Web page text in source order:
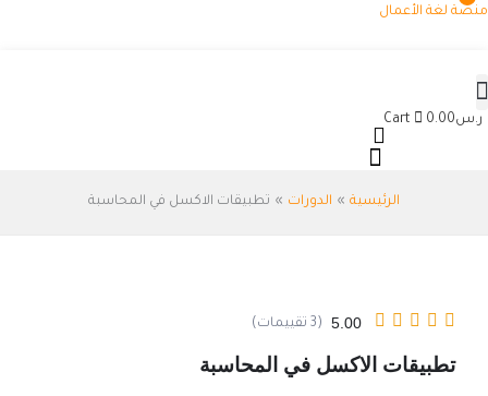
تخطي
منصة لغة الأعمال
ر.س0.00
Cart
الرئيسية الدورات تطبيقات الاكسل في المحاسبة
5.00 (3 تقييمات)
تطبيقات الاكسل في المحاسبة